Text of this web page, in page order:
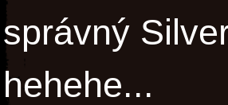
správný
hehehe...